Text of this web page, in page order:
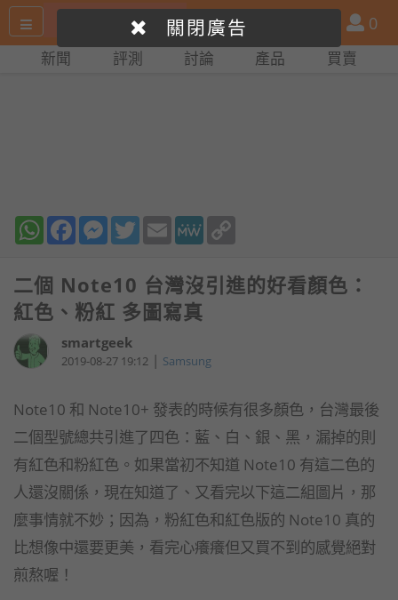
尋
產
品
比
會
員
0
新聞 評測 討論 產品 買賣
WhatsAppFacebookMessenger
TwitterEmail MeWe
二個 Note10 台灣沒引進的好看顏色：
紅色、粉紅 多圖寫真
smartgeek
2019-08-27 19:12 | Samsung
Note10 和 Note10+ 發表的時候有很多顏色，台灣最後
二個型號總共引進了四色：藍、白、銀、黑，漏掉的則
有紅色和粉紅色。如果當初不知道 Note10 有這二色的
人還沒關係，現在知道了、又看完以下這二組圖片，那
麼事情就不妙；因為，粉紅色和紅色版的 Note10 真的
比想像中還要更美，看完心癢癢但又買不到的感覺絕對
煎熬喔！
關閉廣告